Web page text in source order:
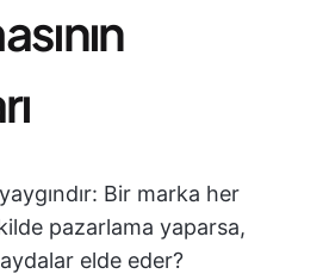
Bir marka her
pazarlama yaparsa,
elde eder?